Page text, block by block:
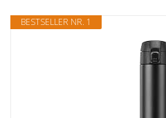
BESTSELLER NR. 1